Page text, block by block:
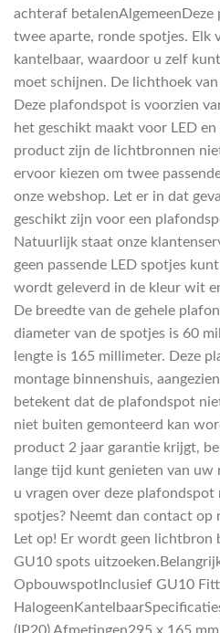
achteraf
twee aparte, ronde spotjes. Elk
kantelbaar, waardoor u zelf
moet schijnen. De lichthoek
Deze plafondspot is voorzien
het geschikt maakt voor LED
product zijn de lichtbronnen
ervoor kiezen om twee
onze webshop. Let er in dat
geschikt zijn voor een
Natuurlijk staat onze
geen passende LED spotjes
wordt geleverd in de kleur wit
De breedte van de gehele
diameter van de spotjes is 60
lengte is 165 millimeter. Deze
montage binnenshuis,
betekent dat de plafondspot
niet buiten gemonteerd kan
product 2 jaar garantie krijgt,
lange tijd kunt genieten van
u vragen over deze
spotjes? Neemt dan contact op
Let op! Er wordt geen lichtbron
GU10 spots
OpbouwspotInclusief GU10